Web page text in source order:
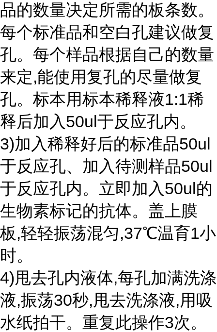
品的数量决定所需的板条数。
每个标准品和空白孔建议做复
孔。每个样品根据自己的数量
来定,能使用复孔的尽量做复
孔。标本用标本稀释液1:1稀
释后加入50ul于反应孔内。
3)加入稀释好后的标准品50ul
于反应孔、加入待测样品50ul
于反应孔内。立即加入50ul的
生物素标记的抗体。盖上膜
板,轻轻振荡混匀,37℃温育1小
时。
4)甩去孔内液体,每孔加满洗涤
液,振荡30秒,甩去洗涤液,用吸
水纸拍干。重复此操作3次。